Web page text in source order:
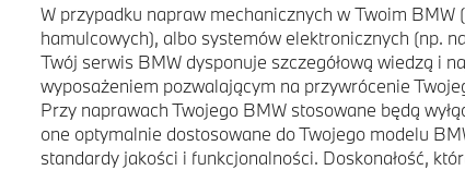
W przypadku napraw mechanicznych w Twoim
hamulcowych), albo systemów elektronicznych (np.
Twój serwis BMW dysponuje szczegółową wiedzą i
wyposażeniem pozwalającym na przywrócenie
Przy naprawach Twojego BMW stosowane będą
one optymalnie dostosowane do Twojego modelu
standardy jakości i funkcjonalności. Doskonałość,